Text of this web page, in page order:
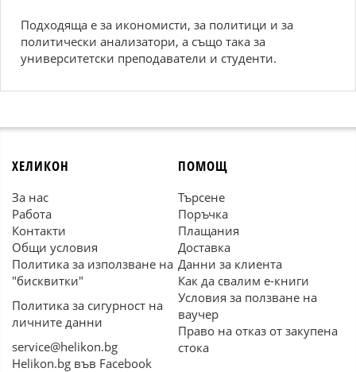
Подходяща е за икономисти, за политици и за
политически анализатори, а също така за
университетски преподаватели и студенти.
ХЕЛИКОН
За нас
Работа
Контакти
Общи условия
Политика за използване на
"бисквитки"
Политика за сигурност на
личните данни
service@helikon.bg
Helikon.bg във Facebook
ПОМОЩ
Търсене
Поръчка
Плащания
Доставка
Данни за клиента
Как да свалим е-книги
Условия за ползване на
ваучер
Право на отказ от закупена
стока